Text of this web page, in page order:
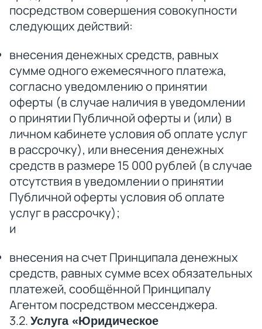
посредством совершения совокупности
следующих действий:
внесения денежных средств, равных
сумме одного ежемесячного платежа,
согласно уведомлению о принятии
оферты (в случае наличия в уведомлении
о принятии Публичной оферты и (или) в
личном кабинете условия об оплате услуг
в рассрочку), или внесения денежных
средств в размере 15 000 рублей (в случае
отсутствия в уведомлении о принятии
Публичной оферты условия об оплате
услуг в рассрочку);
и
внесения на счет Принципала денежных
средств, равных сумме всех обязательных
платежей, сообщённой Принципалу
Агентом посредством мессенджера.
3.2. Услуга «Юридическое